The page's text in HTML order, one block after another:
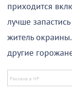
приходится
лучше
житель
другие